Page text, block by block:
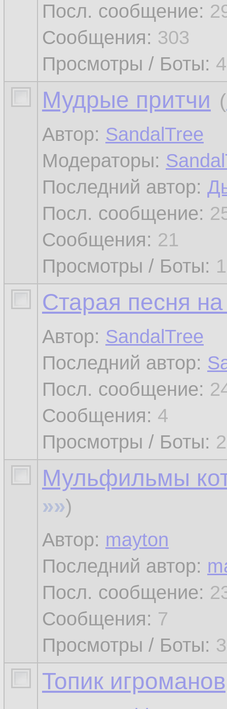
Посл. сообщение:
Сообщения: 303
Просмотры / Боты:
Мудрые притчи (
Автор: SandalTree
Модераторы:
Последний автор:
Посл. сообщение:
Сообщения: 21
Просмотры / Боты:
Старая песня
Автор: SandalTree
Последний автор:
Посл. сообщение:
Сообщения: 4
Просмотры / Боты:
Мульфильмы
»»)
Автор: mayton
Последний автор:
Посл. сообщение:
Сообщения: 7
Просмотры / Боты:
Топик игроманов